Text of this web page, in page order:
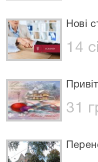
Нові
14
31